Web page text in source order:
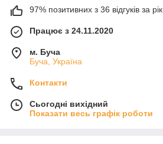
97% позитивних з 36 відгуків за рік
Працює з 24.11.2020
м. Буча
Буча, Україна
Контакти
Сьогодні вихідний
Показати весь графік роботи